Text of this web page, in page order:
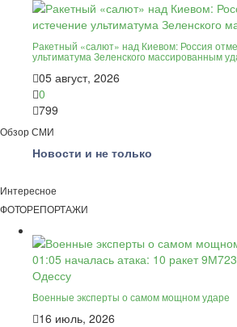
Ракетный «салют» над Киевом: Россия
ультиматума Зеленского массированным
05 август, 2026
0
799
Обзор СМИ
Новости и не только
Интересное
ФОТОРЕПОРТАЖИ
Военные эксперты о самом мощном ударе
16 июль, 2026